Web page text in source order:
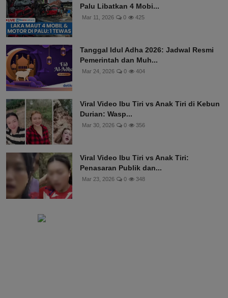
Palu Libatkan 4 Mobi...
Mar 11, 2026 0 425
Tanggal Idul Adha 2026: Jadwal Resmi
Pemerintah dan Muh...
Mar 24, 2026 0 404
Viral Video Ibu Tiri vs Anak Tiri di Kebun
Durian: Wasp...
Mar 30, 2026 0 356
Viral Video Ibu Tiri vs Anak Tiri:
Penasaran Publik dan...
Mar 23, 2026 0 348